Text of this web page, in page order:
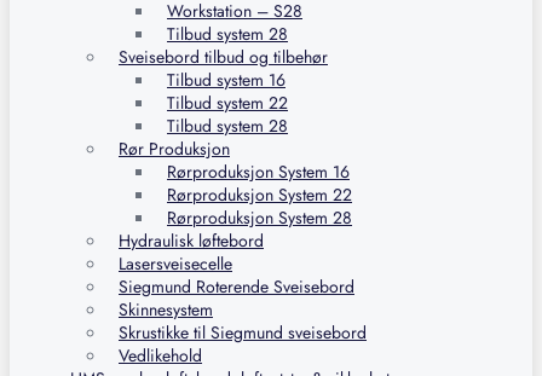
Workstation – S28
Tilbud system 28
Sveisebord tilbud og tilbehør
Tilbud system 16
Tilbud system 22
Tilbud system 28
Rør Produksjon
Rørproduksjon System 16
Rørproduksjon System 22
Rørproduksjon System 28
Hydraulisk løftebord
Lasersveisecelle
Siegmund Roterende Sveisebord
Skinnesystem
Skrustikke til Siegmund sveisebord
Vedlikehold